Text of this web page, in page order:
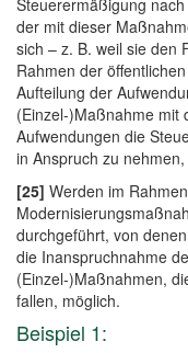
Steuerermäßigung
der mit dieser
sich – z. B. weil sie den
Rahmen der
Aufteilung der
(Einzel-)Maßnahme mit
Aufwendungen die
in Anspruch zu
[25] Werden im
durchgeführt, von
die Inanspruchnahme
(Einzel-)Maßnahmen,
fallen, möglich.
Beispiel 1: